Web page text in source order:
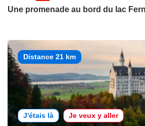
Une promenade au bord du lac
Distance 21 km
J'étais là Je veux y aller